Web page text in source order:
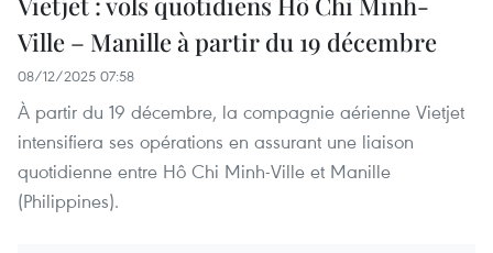
Ville – Manille à partir du 19 décembre
08/12/2025 07:58
À partir du 19 décembre, la compagnie aérienne Vietjet
intensifiera ses opérations en assurant une liaison
quotidienne entre Hô Chi Minh-Ville et Manille
(Philippines).